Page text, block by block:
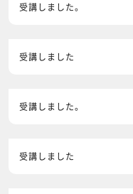
受講しました。
受講しました
受講しました。
受講しました